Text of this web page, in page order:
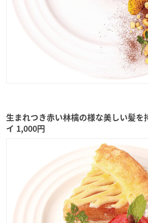
生まれつき赤い林檎の様な美しい髪を
イ 1,000円